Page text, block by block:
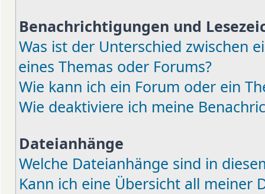
Benachrichtigungen und
Was ist der Unterschied zwischen
eines Themas oder Forums?
Wie kann ich ein Forum oder ein
Wie deaktiviere ich meine
Dateianhänge
Welche Dateianhänge sind in
Kann ich eine Übersicht all meiner